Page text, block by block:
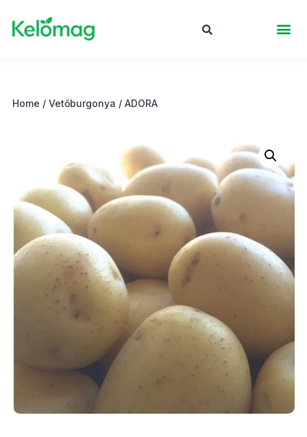
Home / Vetőburgonya / ADORA